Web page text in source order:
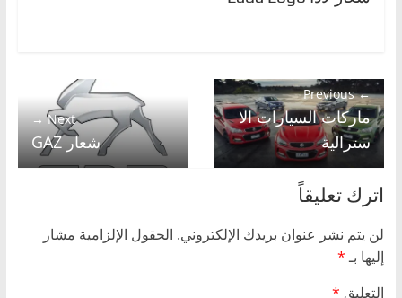
← Previous
ماركات السيارات الا
سترالية
Next →
شعار GAZ
اترك تعليقاً
لن يتم نشر عنوان بريدك الإلكتروني. الحقول الإلزامية مشار
إليها بـ*
التعليق *